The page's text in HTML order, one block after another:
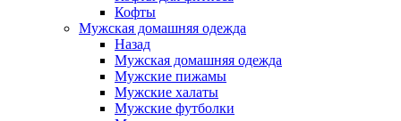
Кофты
Мужская домашняя одежда
Назад
Мужская домашняя одежда
Мужские пижамы
Мужские халаты
Мужские футболки